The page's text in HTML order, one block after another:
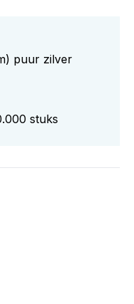
puur zilver
stuks